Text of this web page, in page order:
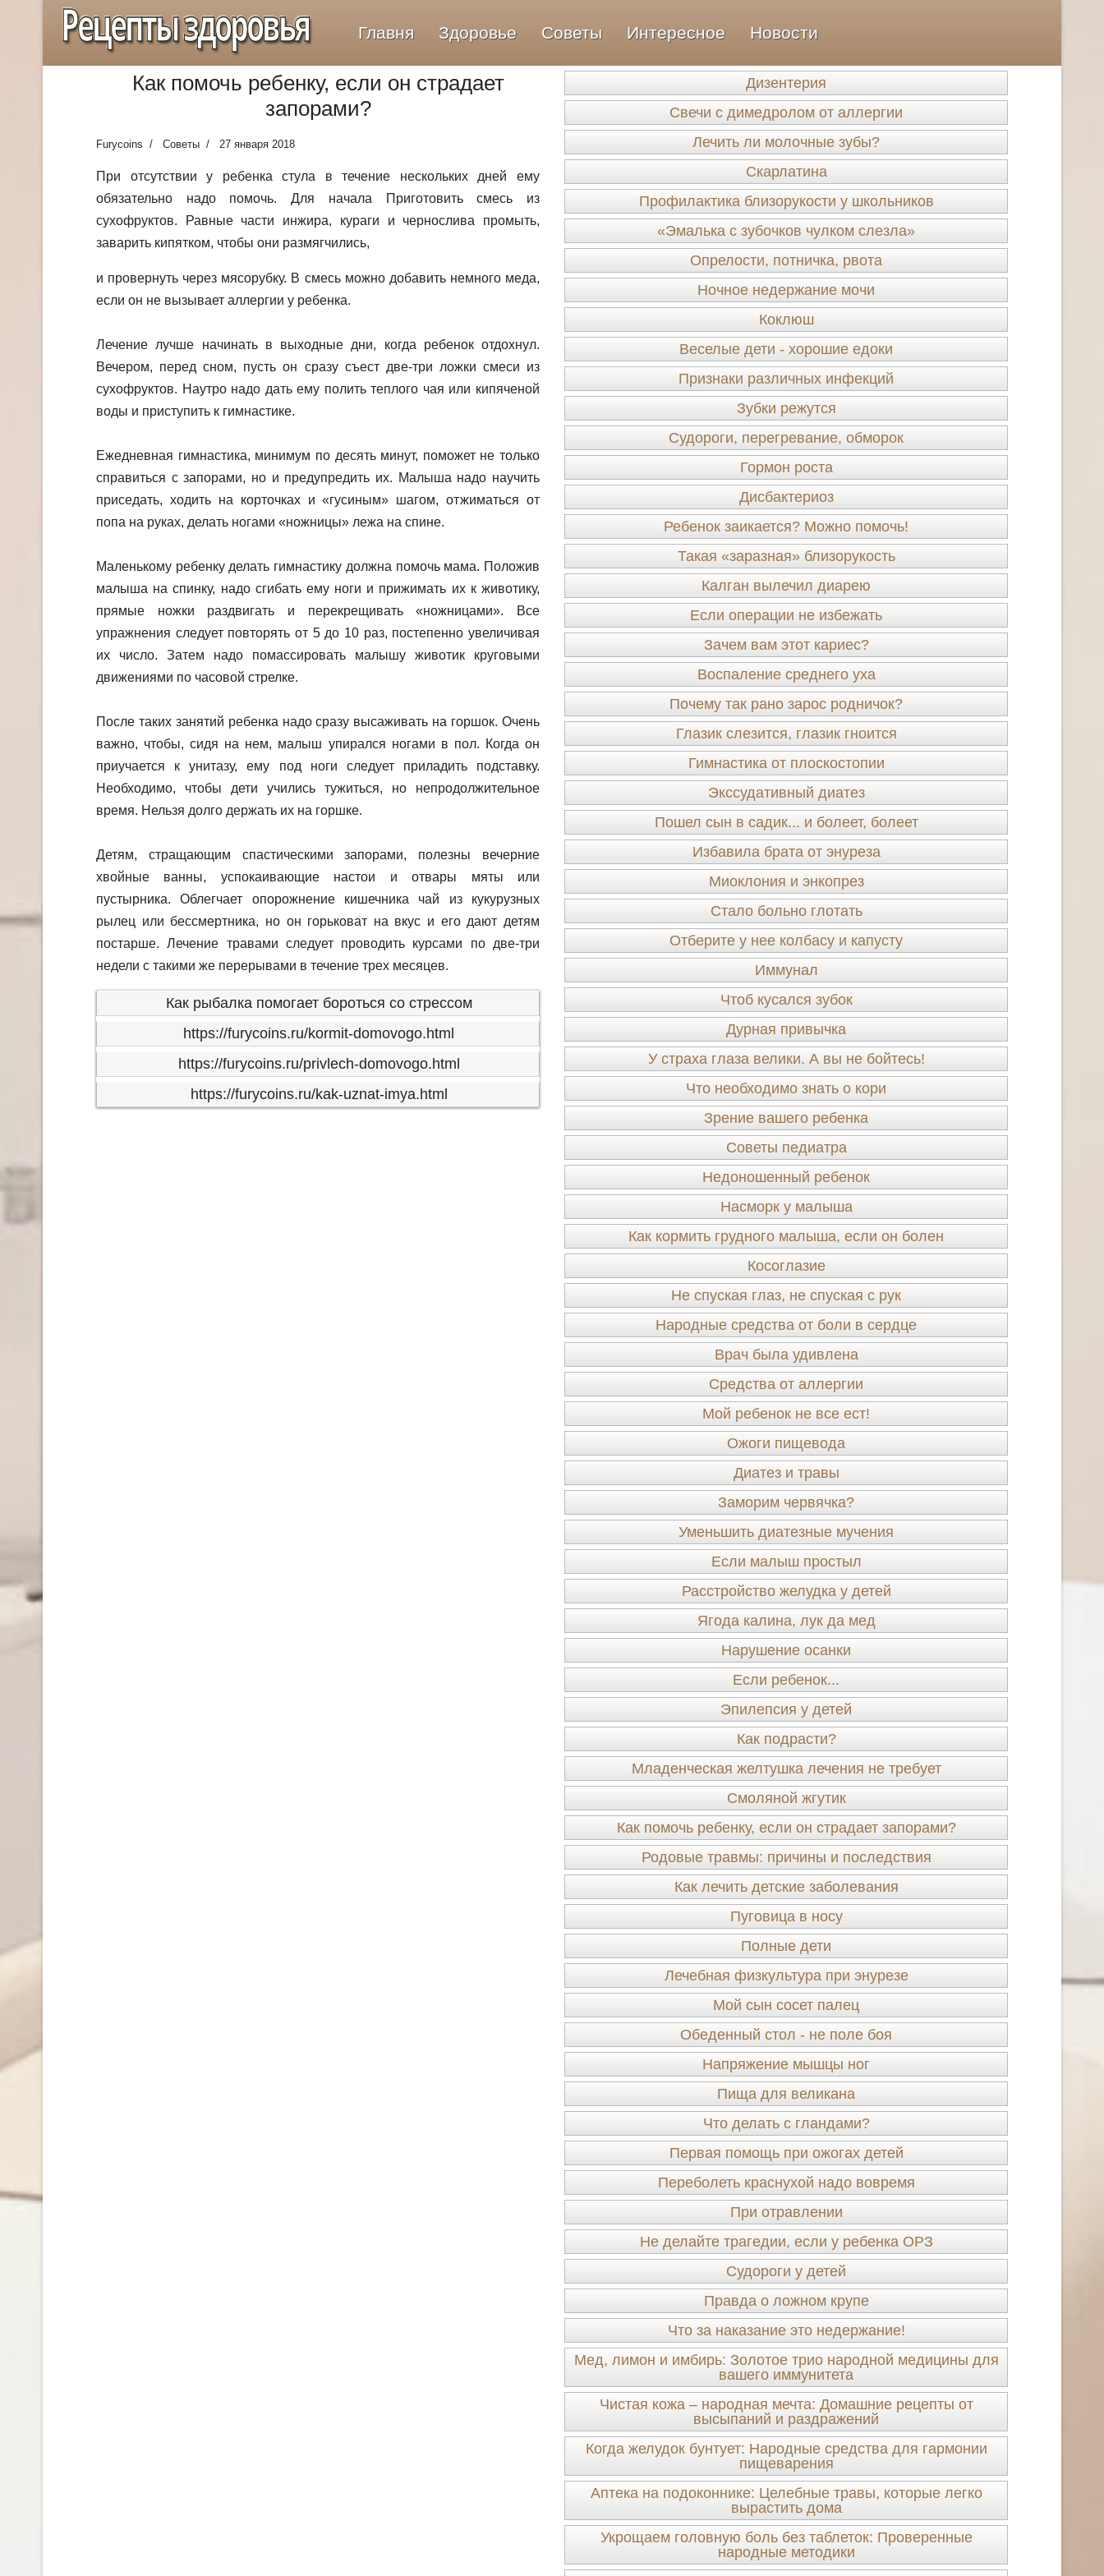
Рецепты здоровья Главня Здоровье Советы Интересное Новости
Как помочь ребенку, если он страдает
запорами?
Furycoins Советы 27 января 2018
При отсутствии у ребенка стула в течение нескольких дней ему
обязательно надо помочь. Для начала Приготовить смесь из
сухофруктов. Равные части инжира, кураги и чернослива промыть,
заварить кипятком, чтобы они размягчились,
и провернуть через мясорубку. В смесь можно добавить немного меда,
если он не вызывает аллергии у ребенка.
Лечение лучше начинать в выходные дни, когда ребенок отдохнул.
Вечером, перед сном, пусть он сразу съест две-три ложки смеси из
сухофруктов. Наутро надо дать ему полить теплого чая или кипяченой
воды и приступить к гимнастике.
Ежедневная гимнастика, минимум по десять минут, поможет не только
справиться с запорами, но и предупредить их. Малыша надо научить
приседать, ходить на корточках и «гусиным» шагом, отжиматься от
попа на руках, делать ногами «ножницы» лежа на спине.
Маленькому ребенку делать гимнастику должна помочь мама. Положив
малыша на спинку, надо сгибать ему ноги и прижимать их к животику,
прямые ножки раздвигать и перекрещивать «ножницами». Все
упражнения следует повторять от 5 до 10 раз, постепенно увеличивая
их число. Затем надо помассировать малышу животик круговыми
движениями по часовой стрелке.
После таких занятий ребенка надо сразу высаживать на горшок. Очень
важно, чтобы, сидя на нем, малыш упирался ногами в пол. Когда он
приучается к унитазу, ему под ноги следует приладить подставку.
Необходимо, чтобы дети учились тужиться, но непродолжительное
время. Нельзя долго держать их на горшке.
Детям, стращающим спастическими запорами, полезны вечерние
хвойные ванны, успокаивающие настои и отвары мяты или
пустырника. Облегчает опорожнение кишечника чай из кукурузных
рылец или бессмертника, но он горьковат на вкус и его дают детям
постарше. Лечение травами следует проводить курсами по две-три
недели с такими же перерывами в течение трех месяцев.
Как рыбалка помогает бороться со стрессом
https://furycoins.ru/kormit-domovogo.html
https://furycoins.ru/privlech-domovogo.html
https://furycoins.ru/kak-uznat-imya.html
Дизентерия
Свечи с димедролом от аллергии
Лечить ли молочные зубы?
Скарлатина
Профилактика близорукости у школьников
«Эмалька с зубочков чулком слезла»
Опрелости, потничка, рвота
Ночное недержание мочи
Коклюш
Веселые дети - хорошие едоки
Признаки различных инфекций
Зубки режутся
Судороги, перегревание, обморок
Гормон роста
Дисбактериоз
Ребенок заикается? Можно помочь!
Такая «заразная» близорукость
Калган вылечил диарею
Если операции не избежать
Зачем вам этот кариес?
Воспаление среднего уха
Почему так рано зарос родничок?
Глазик слезится, глазик гноится
Гимнастика от плоскостопии
Экссудативный диатез
Пошел сын в садик... и болеет, болеет
Избавила брата от энуреза
Миоклония и энкопрез
Стало больно глотать
Отберите у нее колбасу и капусту
Иммунал
Чтоб кусался зубок
Дурная привычка
У страха глаза велики. А вы не бойтесь!
Что необходимо знать о кори
Зрение вашего ребенка
Советы педиатра
Недоношенный ребенок
Насморк у малыша
Как кормить грудного малыша, если он болен
Косоглазие
Не спуская глаз, не спуская с рук
Народные средства от боли в сердце
Врач была удивлена
Средства от аллергии
Мой ребенок не все ест!
Ожоги пищевода
Диатез и травы
Заморим червячка?
Уменьшить диатезные мучения
Если малыш простыл
Расстройство желудка у детей
Ягода калина, лук да мед
Нарушение осанки
Если ребенок...
Эпилепсия у детей
Как подрасти?
Младенческая желтушка лечения не требует
Смоляной жгутик
Как помочь ребенку, если он страдает запорами?
Родовые травмы: причины и последствия
Как лечить детские заболевания
Пуговица в носу
Полные дети
Лечебная физкультура при энурезе
Мой сын сосет палец
Обеденный стол - не поле боя
Напряжение мышцы ног
Пища для великана
Что делать с гландами?
Первая помощь при ожогах детей
Переболеть краснухой надо вовремя
При отравлении
Не делайте трагедии, если у ребенка ОРЗ
Судороги у детей
Правда о ложном крупе
Что за наказание это недержание!
Мед, лимон и имбирь: Золотое трио народной медицины для
вашего иммунитета
Чистая кожа – народная мечта: Домашние рецепты от
высыпаний и раздражений
Когда желудок бунтует: Народные средства для гармонии
пищеварения
Аптека на подоконнике: Целебные травы, которые легко
вырастить дома
Укрощаем головную боль без таблеток: Проверенные
народные методики